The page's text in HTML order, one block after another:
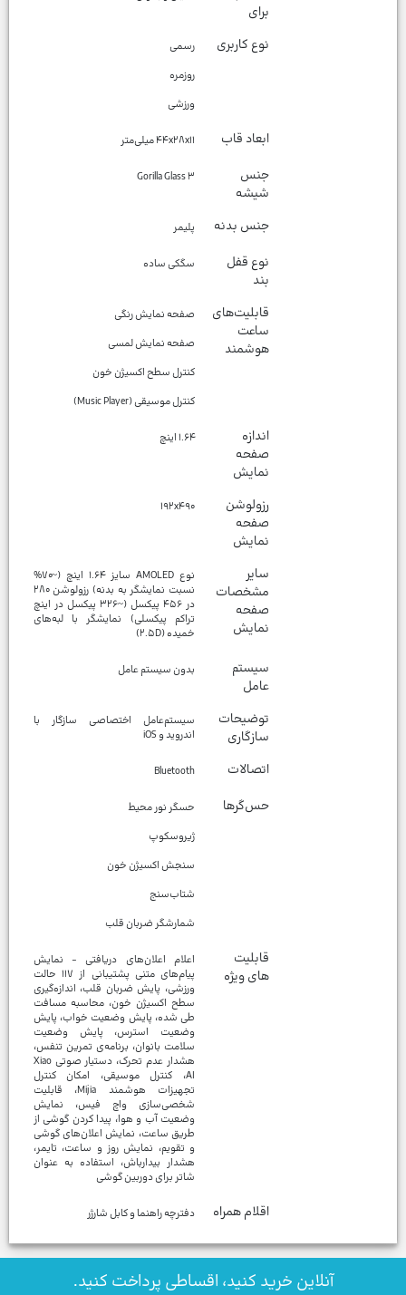
برای
نوع کاربری
ورزشی
ابعاد قاب ۴۴x۲۸x۱۱ میلی‌متر
جنس
شیشه
Gorilla Glass ۳
جنس بدنه پلیمر
نوع قفل
بند
سگکی ساده
قابلیت‌های
ساعت
هوشمند
کنترل موسیقی (Music Player)
اندازه
صفحه
نمایش
۱.۶۴ اینچ
رزولوشن
صفحه
نمایش
۱۹۲x۴۹۰
سایر
مشخصات
صفحه
نمایش
نوع AMOLED سایز ۱.۶۴ اینچ (~۷۰%
نسبت نمایشگر به بدنه) رزولوشن ۲۸۰
در ۴۵۶ پیکسل (~۳۲۶ پیکسل در اینچ
تراکم پیکسلی) نمایشگر با لبه‌های
خمیده (۲.۵D)
سیستم
عامل
بدون سیستم عامل
توضیحات
سازگاری
سیستم‌عامل اختصاصی سازگار با
اندروید و iOS
اتصالات Bluetooth
حس‌گرها
شمارشگر ضربان قلب
قابلیت
های ویژه
اعلام اعلان‌های دریافتی - نمایش
پیام‌های متنی پشتیبانی از ۱۱۷ حالت
ورزشی، پایش ضربان قلب، اندازه‌گیری
سطح اکسیژن خون، محاسبه مسافت
طی شده، پایش وضعیت خواب، پایش
وضعیت استرس، پایش وضعیت
سلامت بانوان، برنامه‌‌ی تمرین تنفس،
هشدار عدم تحرک، دستیار صوتی Xiao
AI، کنترل موسیقی، امکان کنترل
تجهیزات هوشمند Mijia، قابلیت
شخصی‌سازی واچ فیس، نمایش
وضعیت آب و هوا، پیدا کردن گوشی از
طریق ساعت، نمایش اعلان‌های گوشی
و تقویم، نمایش روز و ساعت، تایمر،
هشدار بیدارباش، استفاده به عنوان
شاتر برای دوربین گوشی
اقلام همراه دفترچه راهنما و کابل شارژر
آنلاین خرید کنید، اقساطی پرداخت کنید.